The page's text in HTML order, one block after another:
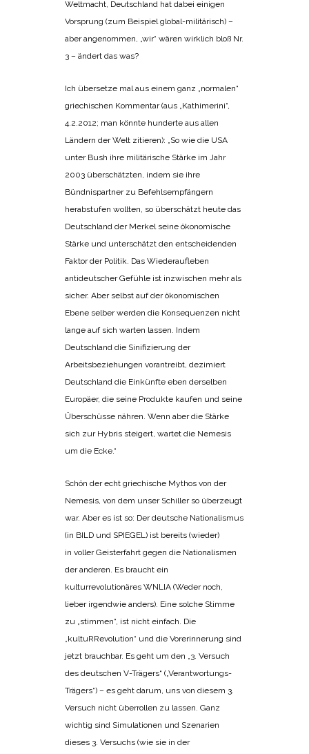
Weltmacht, Deutschland hat dabei einigen
Vorsprung (zum Beispiel global-militärisch) –
aber angenommen, „wir“ wären wirklich bloß Nr.
3 – ändert das was?
Ich übersetze mal aus einem ganz „normalen“
griechischen Kommentar (aus „Kathimerini“,
4.2.2012; man könnte hunderte aus allen
Ländern der Welt zitieren): „So wie die USA
unter Bush ihre militärische Stärke im Jahr
2003 überschätzten, indem sie ihre
Bündnispartner zu Befehlsempfängern
herabstufen wollten, so überschätzt heute das
Deutschland der Merkel seine ökonomische
Stärke und unterschätzt den entscheidenden
Faktor der Politik. Das Wiederaufleben
antideutscher Gefühle ist inzwischen mehr als
sicher. Aber selbst auf der ökonomischen
Ebene selber werden die Konsequenzen nicht
lange auf sich warten lassen. Indem
Deutschland die Sinifizierung der
Arbeitsbeziehungen vorantreibt, dezimiert
Deutschland die Einkünfte eben derselben
Europäer, die seine Produkte kaufen und seine
Überschüsse nähren. Wenn aber die Stärke
sich zur Hybris steigert, wartet die Nemesis
um die Ecke.“
Schön der echt griechische Mythos von der
Nemesis, von dem unser Schiller so überzeugt
war. Aber es ist so: Der deutsche Nationalismus
(in BILD und SPIEGEL) ist bereits (wieder)
in voller Geisterfahrt gegen die Nationalismen
der anderen. Es braucht ein
kulturrevolutionäres WNLIA (Weder noch,
lieber irgendwie anders). Eine solche Stimme
zu „stimmen“, ist nicht einfach. Die
„kultuRRevolution“ und die Vorerinnerung sind
jetzt brauchbar. Es geht um den „3. Versuch
des deutschen V-Trägers“ („Verantwortungs-
Trägers“) – es geht darum, uns von diesem 3.
Versuch nicht überrollen zu lassen. Ganz
wichtig sind Simulationen und Szenarien
dieses 3. Versuchs (wie sie in der